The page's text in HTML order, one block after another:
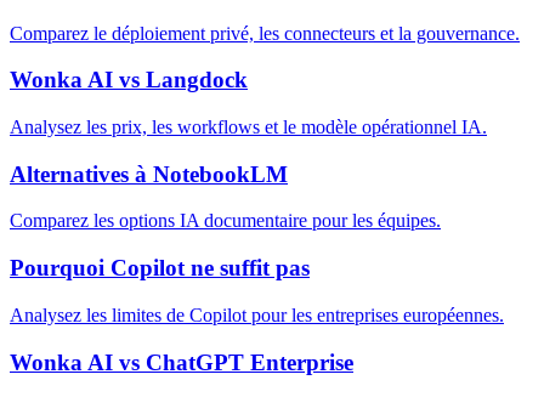
Comparez le déploiement privé, les connecteurs et la gouvernance.
Wonka AI vs Langdock
Analysez les prix, les workflows et le modèle opérationnel IA.
Alternatives à NotebookLM
Comparez les options IA documentaire pour les équipes.
Pourquoi Copilot ne suffit pas
Analysez les limites de Copilot pour les entreprises européennes.
Wonka AI vs ChatGPT Enterprise